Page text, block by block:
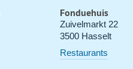
Fonduehuis
Zuivelmarkt 22
3500 Hasselt
Restaurants